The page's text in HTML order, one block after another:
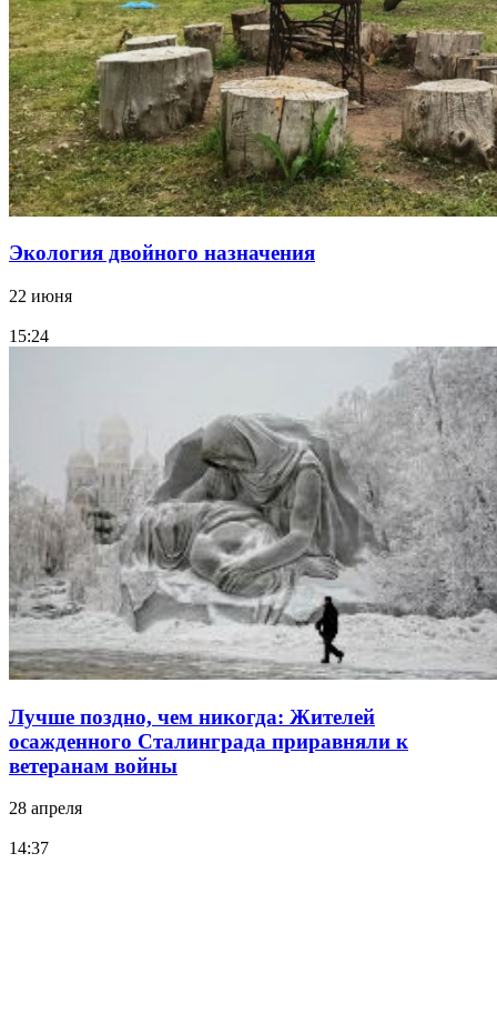
Экология двойного назначения
22 июня
15:24
Лучше поздно, чем никогда: Жителей
осажденного Сталинграда приравняли к
ветеранам войны
28 апреля
14:37